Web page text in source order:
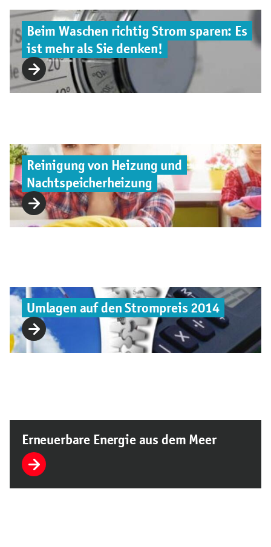
Beim Waschen richtig Strom sparen: Es
ist mehr als Sie denken!
Reinigung von Heizung und
Nachtspeicherheizung
Umlagen auf den Strompreis 2014
Erneuerbare Energie aus dem Meer